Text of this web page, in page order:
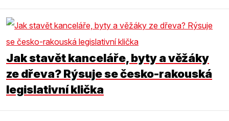
Jak stavět kanceláře, byty a věžáky
ze dřeva? Rýsuje se česko-rakouská
legislativní klička